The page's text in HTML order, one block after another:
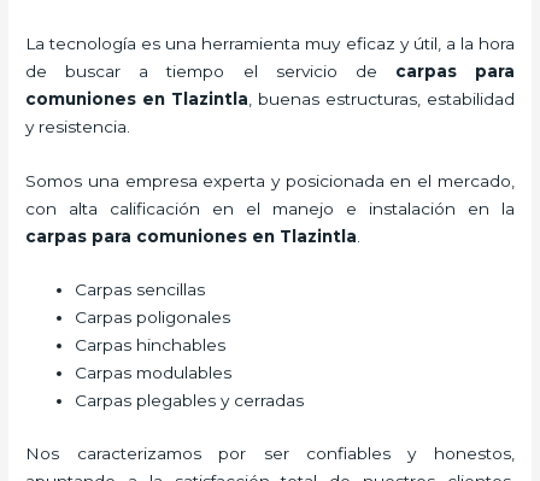
La tecnología es una herramienta muy eficaz y útil, a la hora
de buscar a tiempo el servicio de carpas para
comuniones en Tlazintla , buenas estructuras, estabilidad
y resistencia.
Somos una empresa experta y posicionada en el mercado,
con alta calificación en el manejo e instalación en la
carpas para comuniones en Tlazintla
Carpas sencillas
Carpas poligonales
Carpas hinchables
Carpas modulables
Carpas plegables y cerradas
Nos caracterizamos por ser confiables y honestos,